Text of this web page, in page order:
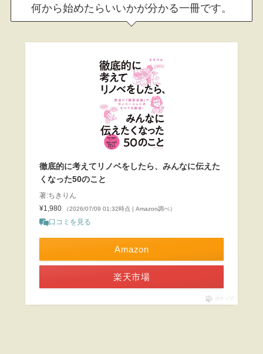
何から始めたらいいかが分かる一冊です。
徹底的に考えてリノベをしたら、みんなに伝えた
くなった50のこと
著:ちきりん
¥1,980
（2026/07/09 01:32時点 | Amazon調べ）
口コミを見る
Amazon
楽天市場
ポチップ